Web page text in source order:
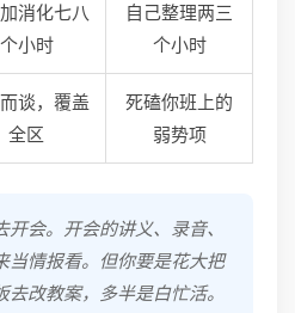
消化七八
个小时
自己整理两三
个小时
谈，覆盖
全区
死磕你班上的
弱势项
会。开会的讲义、录音、
当情报看。但你要是花大把
改教案，多半是白忙活。